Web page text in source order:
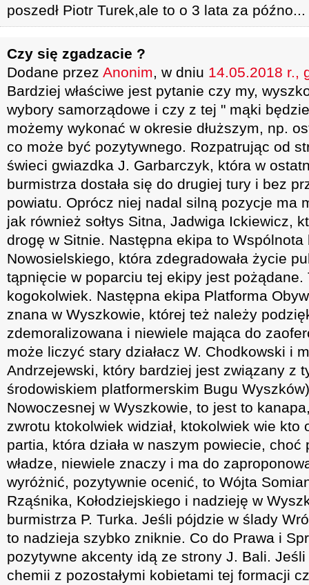
poszedł Piotr Turek,ale to o 3 lata za późno...
Czy się zgadzacie ?
Dodane przez Anonim, w dniu 14.05.2018 r.,
Bardziej właściwe jest pytanie czy my,
wybory samorządowe i czy z tej " mąki
możemy wykonać w okresie dłuższym, np.
co może być pozytywnego. Rozpatrując od
świeci gwiazdka J. Garbarczyk, która w
burmistrza dostała się do drugiej tury i bez
powiatu. Oprócz niej nadal silną pozycje ma
jak również sołtys Sitna, Jadwiga Ickiewicz,
drogę w Sitnie. Następna ekipa to Wspólnota
Nowosielskiego, która zdegradowała życie
tąpnięcie w poparciu tej ekipy jest pożądane.
kogokolwiek. Następna ekipa Platforma
znana w Wyszkowie, której też należy
zdemoralizowana i niewiele mająca do
może liczyć stary działacz W. Chodkowski i
Andrzejewski, który bardziej jest związany z
środowiskiem platformerskim Bugu
Nowoczesnej w Wyszkowie, to jest to
zwrotu ktokolwiek widział, ktokolwiek wie kto
partia, która działa w naszym powiecie, choć
władze, niewiele znaczy i ma do
wyróżnić, pozytywnie ocenić, to Wójta
Rząśnika, Kołodziejskiego i nadzieję w
burmistrza P. Turka. Jeśli pójdzie w ślady
to nadzieja szybko zniknie. Co do Prawa i
pozytywne akcenty idą ze strony J. Bali.
chemii z pozostałymi kobietami tej formacji